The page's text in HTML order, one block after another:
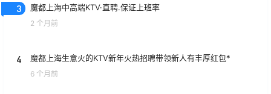
3 魔都上海中高端KTV·直聘.保证上班率
2 个月前
4 魔都上海生意火的KTV新年火热招聘带领新人有丰厚红包*
6 个月前